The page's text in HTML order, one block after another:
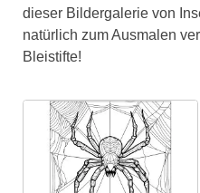
dieser Bildergalerie von
natürlich zum Ausmalen
Bleistifte!